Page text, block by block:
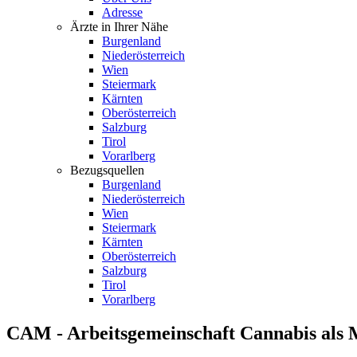
Adresse
Ärzte in Ihrer Nähe
Burgenland
Niederösterreich
Wien
Steiermark
Kärnten
Oberösterreich
Salzburg
Tirol
Vorarlberg
Bezugsquellen
Burgenland
Niederösterreich
Wien
Steiermark
Kärnten
Oberösterreich
Salzburg
Tirol
Vorarlberg
CAM - Arbeitsgemeinschaft Cannabis als